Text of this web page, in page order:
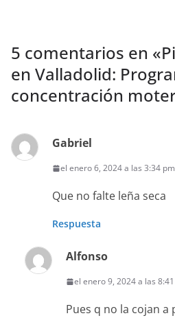
5 comentarios en «
en Valladolid:
concentración
Gabriel
el enero 6, 2024 a las 3:34 pm
Que no falte leña seca
Respuesta
Alfonso
el enero 9, 2024 a las
Pues q no la cojan